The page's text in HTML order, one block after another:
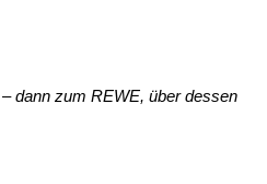
dann zum REWE, über dessen